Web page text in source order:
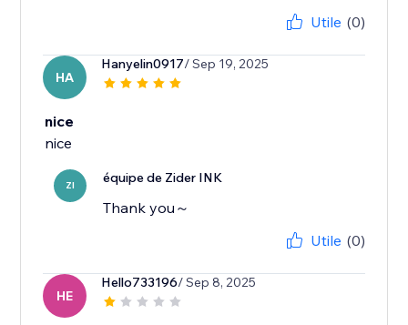
Utile (0)
HA
Hanyelin0917/ Sep 19, 2025
nice
nice
ZI équipe de Zider INK
Thank you～
Utile (0)
HE
Hello733196/ Sep 8, 2025